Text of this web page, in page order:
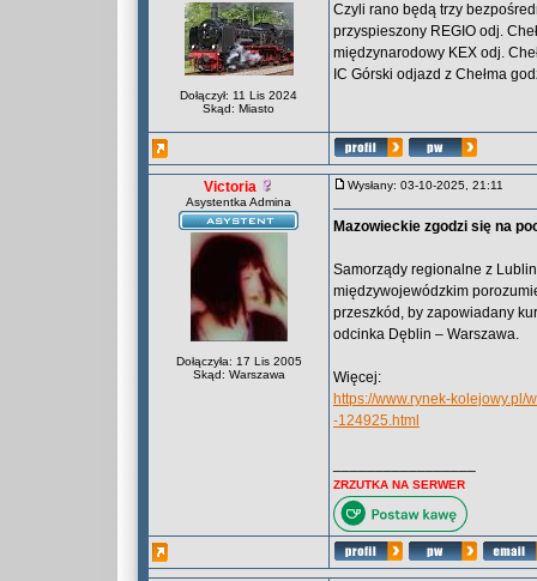
Dołączył: 11 Lis 2024
Skąd: Miasto
Czyli rano będą trzy
przyspieszony REGIO odj.
międzynarodowy KEX odj.
IC Górski odjazd z Chełma
Victoria
Asystentka Admina
Dołączyła: 17 Lis 2005
Skąd: Warszawa
Wysłany: 03-10-2025, 21:11
Mazowieckie zgodzi się na
Samorządy regionalne z
międzywojewódzkim
przeszkód, by zapowiadany
odcinka Dęblin – Warszawa.
Więcej:
https://www.rynek-
-124925.html
ZRZUTKA NA SERWER